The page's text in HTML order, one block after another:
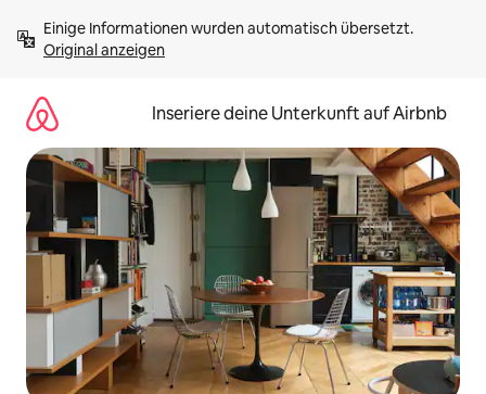
Inhalten
springenOriginal anzeigen
Inseriere deine Unterkunft auf Airbnb